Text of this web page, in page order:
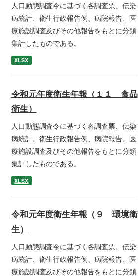
人口動態調査令に基づく各調査票、伝染
病統計、衛生行政報告例、病院報告、医
療施設調査及びその他報告をもとに分類
集計したものである。
XLSX
令和元年度衛生年報（１１ 食品
衛生）
人口動態調査令に基づく各調査票、伝染
病統計、衛生行政報告例、病院報告、医
療施設調査及びその他報告をもとに分類
集計したものである。
XLSX
令和元年度衛生年報（９ 環境衛
生）
人口動態調査令に基づく各調査票、伝染
病統計、衛生行政報告例、病院報告、医
療施設調査及びその他報告をもとに分類